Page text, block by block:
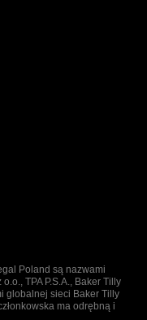
Poland są nazwami
TPA P.S.A., Baker Tilly
globalnej sieci Baker Tilly
ma odrębną i